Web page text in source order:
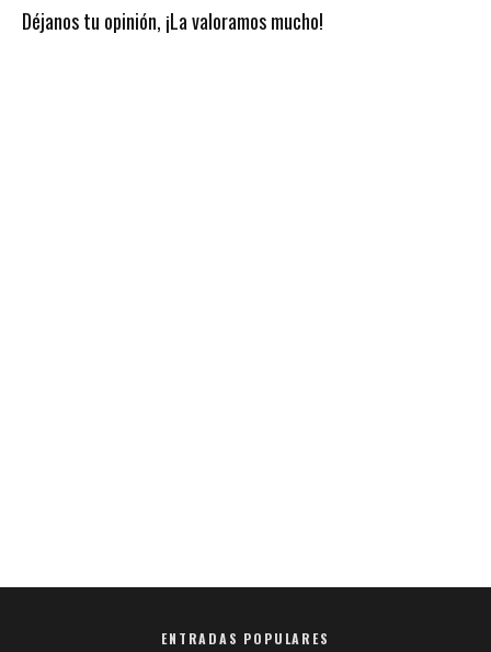
Déjanos tu opinión, ¡La valoramos mucho!
ENTRADAS POPULARES